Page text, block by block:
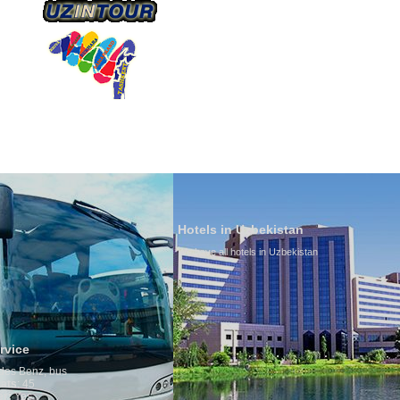
Hotels in Uzbekistan
We have all hotels in Uzbekistan
Culture of
By nature
is why
any